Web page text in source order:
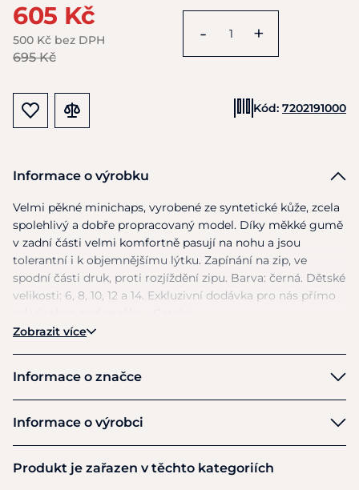
605 Kč
500 Kč bez DPH
695 Kč
- +
Kód: 7202191000
Informace o výrobku
Velmi pěkné minichaps, vyrobené ze syntetické kůže, zcela
spolehlivý a dobře propracovaný model. Díky měkké gumě
v zadní části velmi komfortně pasují na nohu a jsou
tolerantní i k objemnějšímu lýtku. Zapínání na zip, ve
spodní části druk, proti rozjíždění zipu. Barva: černá. Dětské
velikosti: 6, 8, 10, 12 a 14. Exkluzivní dodávka pro nás přímo
Zobrazit více
Informace o značce
Informace o výrobci
Equiservis s.r.o.
Produkt je zařazen v těchto kategoriích